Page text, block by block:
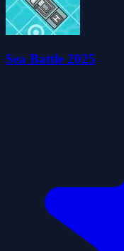
Sea Battle 2025